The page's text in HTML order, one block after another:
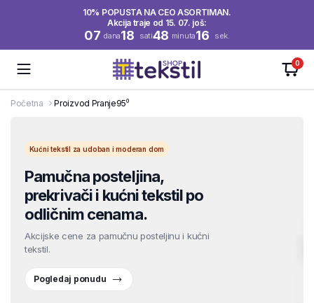
10% POPUSTA NA CEO ASORTIMAN.
Akcija traje od 15. 07. još:
07 dana18 sati48 minuta16 sek.
0
Početna Proizvod Pranje95⁰
Kućni tekstil za udoban i moderan dom
Pamučna posteljina,
prekrivači i kućni tekstil po
odličnim cenama.
Akcijske cene za pamučnu posteljinu i kućni
tekstil.
Pogledaj ponudu